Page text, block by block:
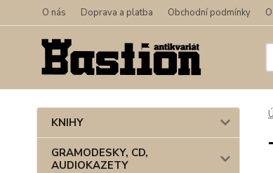
O nás Doprava a platba Obchodní podmínky
KNIHY
GRAMODESKY, CD,
AUDIOKAZETY